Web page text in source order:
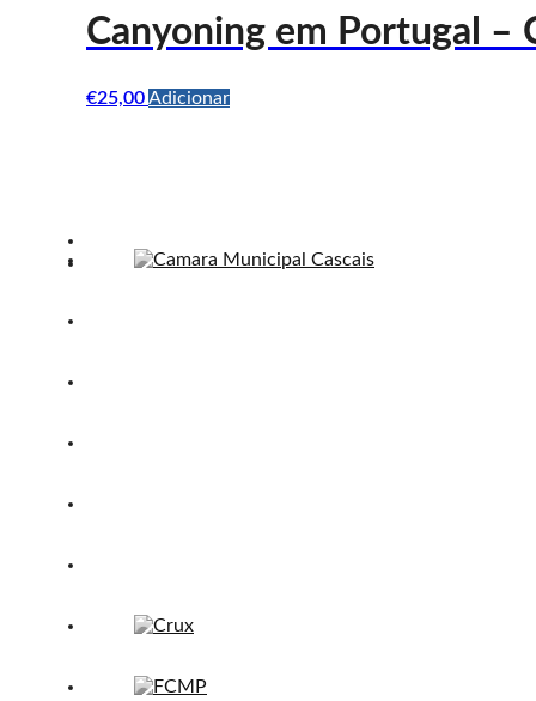
Canyoning em Portugal –
€25,00Adicionar